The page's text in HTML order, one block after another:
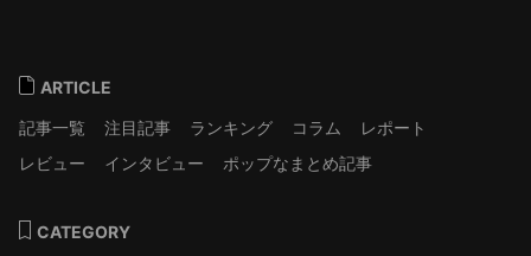
ARTICLE
記事一覧
注目記事 ランキング コラム
レポート
レビュー
インタビュー ポップなまとめ記事
CATEGORY